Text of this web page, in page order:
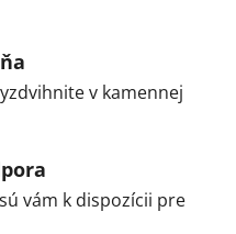
v kamennej
vám k dispozícii pre